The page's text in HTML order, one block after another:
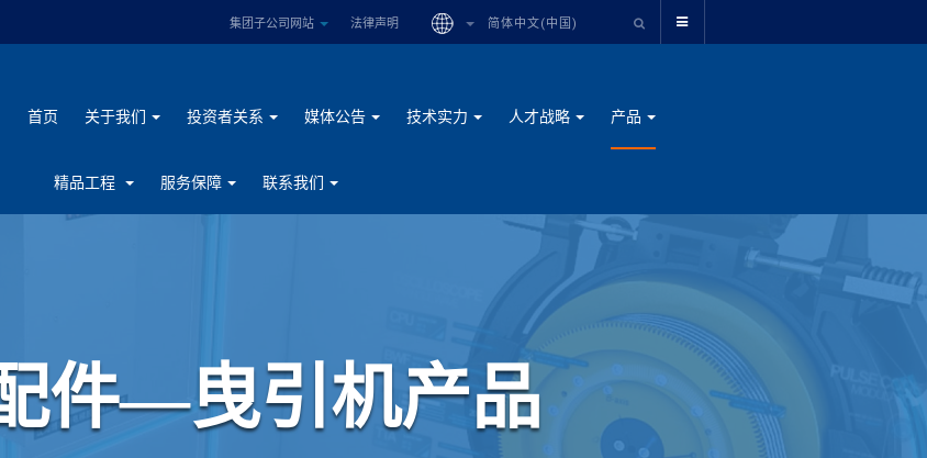
简体中文(中国)
集团子公司网站 法律声明
首页 关于我们 投资者关系 媒体公告 技术实力 人才战略 产品
精品工程 服务保障 联系我们
件—曳引 机产品